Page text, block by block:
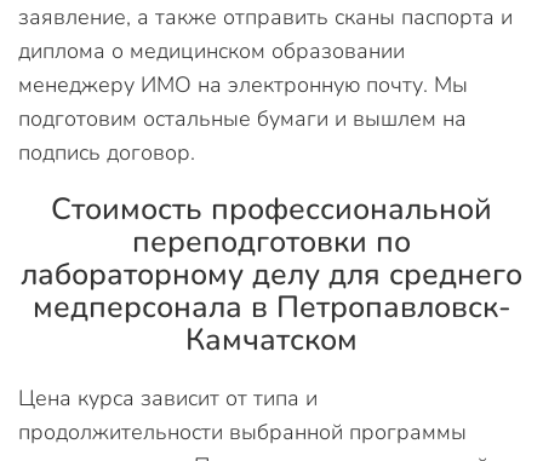
заявление, а также отправить сканы паспорта и
диплома о медицинском образовании
менеджеру ИМО на электронную почту. Мы
подготовим остальные бумаги и вышлем на
подпись договор.
Стоимость профессиональной
переподготовки по
лабораторному делу для среднего
медперсонала в Петропавловск-
Камчатском
Цена курса зависит от типа и
продолжительности выбранной программы